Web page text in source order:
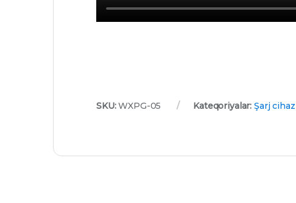
SKU:WXPG-05 Kateqoriyalar: Şarj